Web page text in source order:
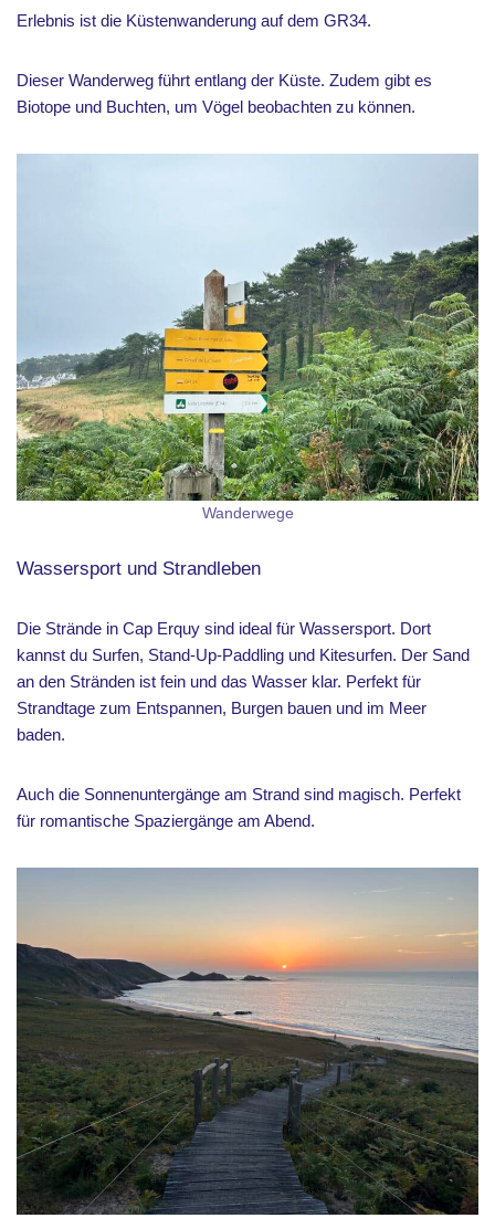
Erlebnis ist die Küstenwanderung auf dem GR34.
Dieser Wanderweg führt entlang der Küste. Zudem gibt es
Biotope und Buchten, um Vögel beobachten zu können.
Wanderwege
Wassersport und Strandleben
Die Strände in Cap Erquy sind ideal für Wassersport. Dort
kannst du Surfen, Stand-Up-Paddling und Kitesurfen. Der Sand
an den Stränden ist fein und das Wasser klar. Perfekt für
Strandtage zum Entspannen, Burgen bauen und im Meer
baden.
Auch die Sonnenuntergänge am Strand sind magisch. Perfekt
für romantische Spaziergänge am Abend.